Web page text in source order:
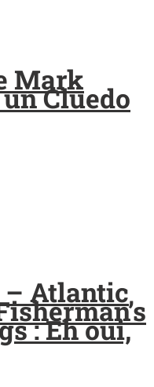
Mark
Cluedo
– Atlantic
: Eh oui,